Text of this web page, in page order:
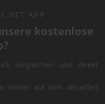
APP
kostenlose
vergleichen und direkt
immer auf dem aktuellen